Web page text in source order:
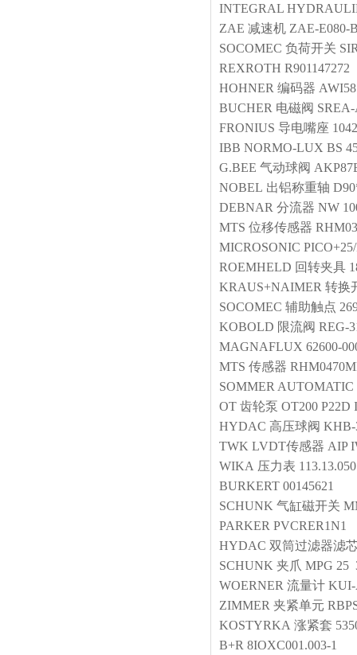
INTEGRAL
ZAE 减速机 ZAE-E080-
SOCOMEC 负荷开关
REXROTH R901147272
HOHNER 编码器
BUCHER 电磁阀
FRONIUS 导电嘴座
IBB NORMO-LUX BS
G.BEE 气动球阀
NOBEL 出铝称重轴
DEBNAR 分流器 NW
MTS 位移传感器
MICROSONIC
ROEMHELD 回转夹具
KRAUS+NAIMER 转换
SOCOMEC 辅助触点
KOBOLD 限流阀 REG-
MAGNAFLUX 62600-
MTS 传感器
SOMMER AUTOMATIC
OT 齿轮泵 OT200 P22D
HYDAC 高压球阀 KHB-
TWK LVDT传感器 AIP
WIKA 压力表
BURKERT 00145621
SCHUNK 气缸磁开关
PARKER PVCRER1N1
HYDAC 双筒过滤器滤
SCHUNK 夹爪 MPG 25
WOERNER 流量计 KUI-
ZIMMER 夹紧单元
KOSTYRKA 涨紧套
B+R 8IOXC001.003-1